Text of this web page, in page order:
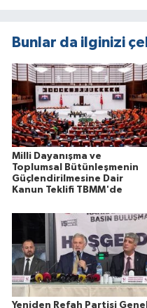
Bunlar da ilginizi
Milli Dayanışma ve
Toplumsal Bütünleşmenin
Güçlendirilmesine Dair
Kanun Teklifi TBMM'de
Yeniden Refah Partisi Genel